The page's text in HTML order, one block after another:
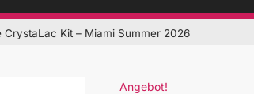
CrystaLac Kit – Miami Summer 2026
Angebot!